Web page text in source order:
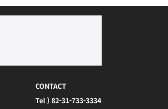
CONTACT
Tel ) 82-31-733-3334